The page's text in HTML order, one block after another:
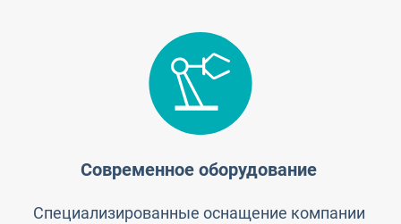
Современное оборудование
Специализированные оснащение компании